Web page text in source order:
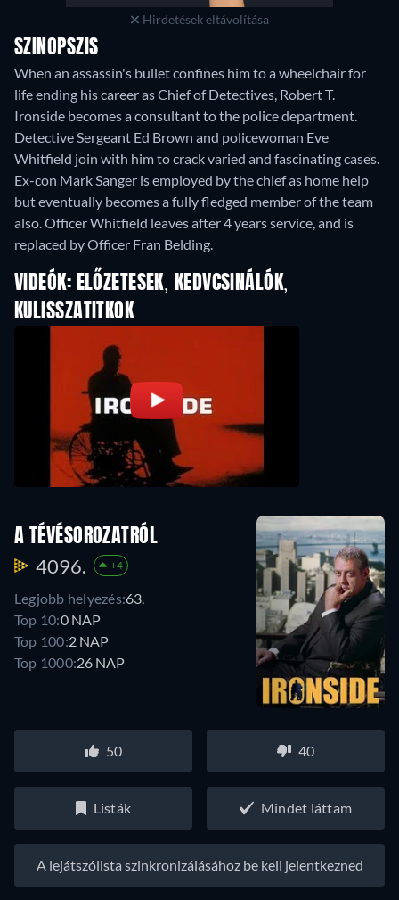
Hirdetések eltávolítása
SZINOPSZIS
When an assassin's bullet confines him to a wheelchair for
life ending his career as Chief of Detectives, Robert T.
Ironside becomes a consultant to the police department.
Detective Sergeant Ed Brown and policewoman Eve
Whitfield join with him to crack varied and fascinating cases.
Ex-con Mark Sanger is employed by the chief as home help
but eventually becomes a fully fledged member of the team
also. Officer Whitfield leaves after 4 years service, and is
replaced by Officer Fran Belding.
VIDEÓK: ELŐZETESEK, KEDVCSINÁLÓK,
KULISSZATITKOK
A TÉVÉSOROZATRÓL
4096. +4
Legjobb helyezés:63.
Top 10:0 NAP
Top 100:2 NAP
Top 1000:26 NAP
50 40
Listák Mindet láttam
A lejátszólista szinkronizálásához be kell jelentkezned